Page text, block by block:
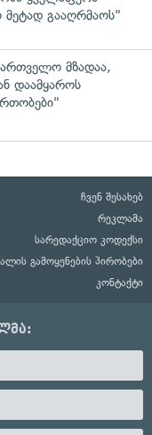
მეტად გააღრმაოს"
მზადაა,
დაამყაროს
ჩვენ შესახებ
რეკლამა
სარედაქციო კოდექსი
გამოყენების პირობები
კონტაქტი